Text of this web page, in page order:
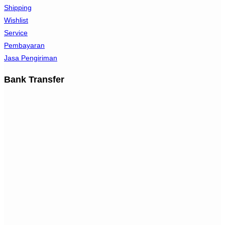
Shipping
Wishlist
Service
Pembayaran
Jasa Pengiriman
Bank Transfer